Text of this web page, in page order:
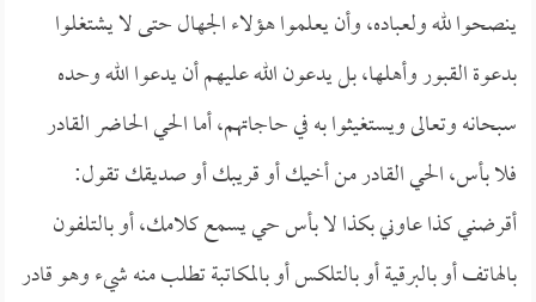
ينصحوا لله ولعباده، وأن يعلموا هؤلاء الجهال حتى لا يشتغلوا
بدعوة القبور وأهلها، بل يدعون الله عليهم أن يدعوا الله وحده
سبحانه وتعالى ويستغيثوا به في حاجاتهم، أما الحي الحاضر القادر
فلا بأس، الحي القادر من أخيك أو قريبك أو صديقك تقول:
أقرضني كذا عاوني بكذا لا بأس حي يسمع كلامك، أو بالتلفون
بالهاتف أو بالبرقية أو بالتلكس أو بالمكاتبة تطلب منه شيء وهو قادر